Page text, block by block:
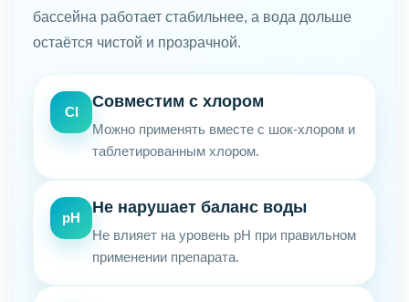
бассейна работает стабильнее, а вода дольше
остаётся чистой и прозрачной.
Cl
Совместим с хлором
Можно применять вместе с шок-хлором и
таблетированным хлором.
pH
Не нарушает баланс воды
Не влияет на уровень pH при правильном
применении препарата.